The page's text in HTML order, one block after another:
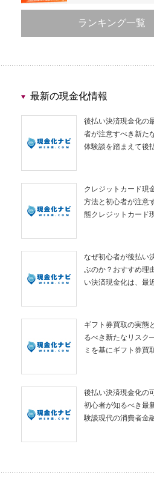
ランキング一覧
最新の現金化情報
後払い決済現金化の
者が注意すべき新た
体験談を踏まえて後
クレジットカード現
方法と初心者が注意
態クレジットカード
なぜ初心者が後払い
ぶのか？おすすめ理
い決済現金化は、最
ギフト券買取の実態
るべき新たなリスク
ミを基にギフト券買
後払い決済現金化の
初心者が知るべき最
験談現代の消費者金